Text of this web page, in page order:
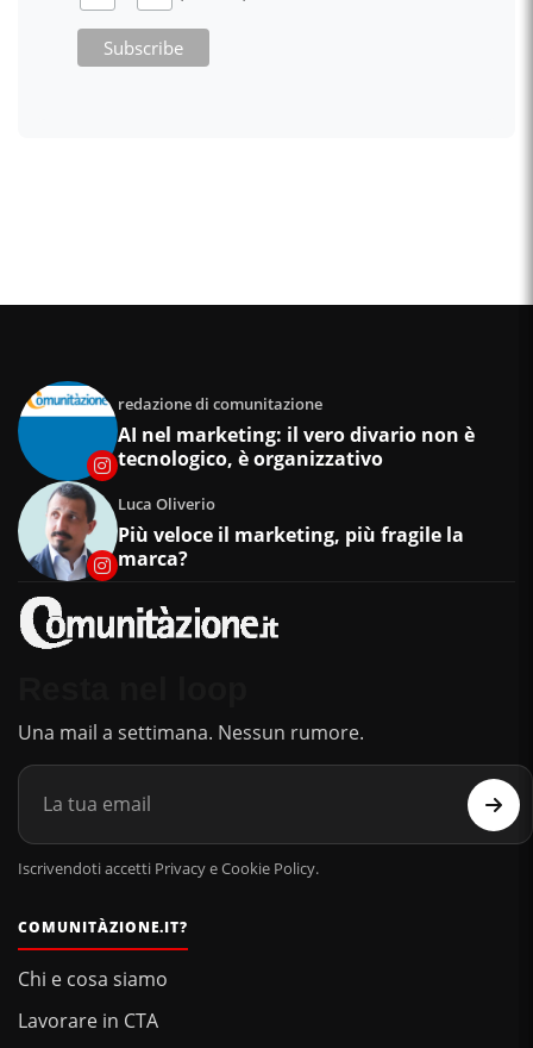
redazione di comunitazione
AI nel marketing: il vero divario non è
tecnologico, è organizzativo
Luca Oliverio
Più veloce il marketing, più fragile la
marca?
Una mail a settimana. Nessun rumore.
Iscrivendoti accetti Privacy e Cookie Policy.
COMUNITÀZIONE.IT?
Chi e cosa siamo
Lavorare in CTA